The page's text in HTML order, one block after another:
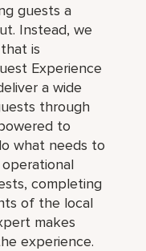
guests a
Instead, we
is
Experience
a wide
through
to
what needs to
completing
of the local
makes
experience.